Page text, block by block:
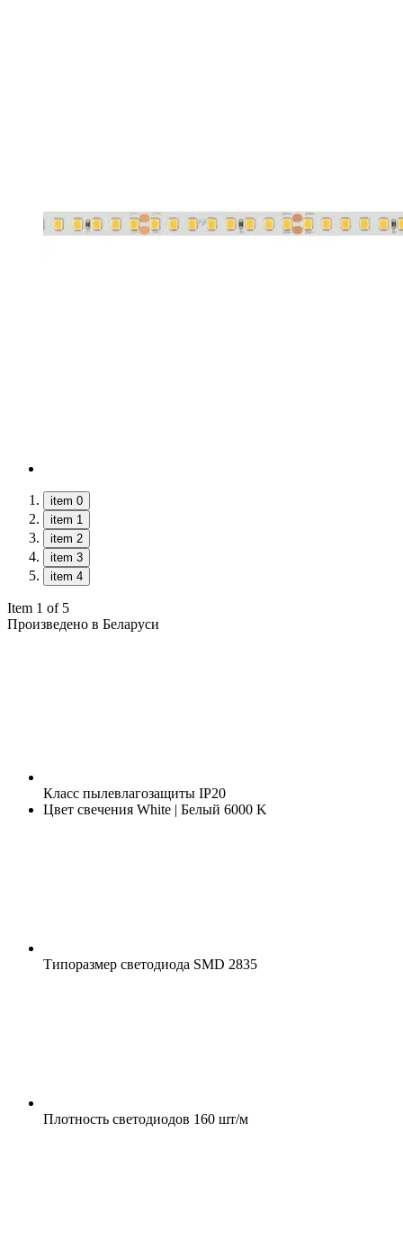
item 0
item 1
item 2
item 3
item 4
Item 1 of 5
Произведено в Беларуси
Класс пылевлагозащиты IP20
Цвет свечения White | Белый 6000 K
Типоразмер светодиода SMD 2835
Плотность светодиодов 160 шт/м